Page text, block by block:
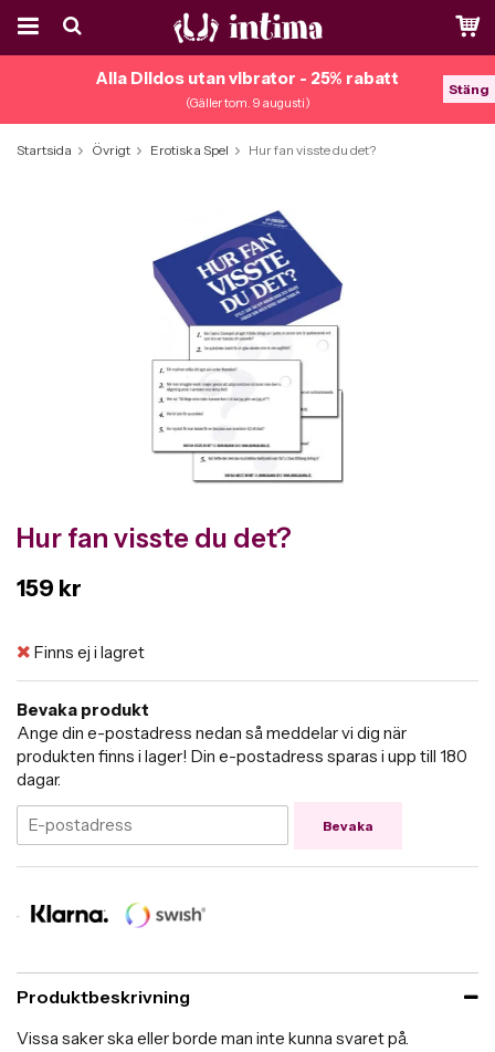
Alla Dildos utan vibrator - 25% rabatt
(Gäller tom. 9 augusti)
Stäng
Startsida Övrigt Erotiska Spel Hur fan visste du det?
Hur fan visste du det?
159 kr
Finns ej i lagret
Bevaka produkt
Ange din e-postadress nedan så meddelar vi dig när
produkten finns i lager! Din e-postadress sparas i upp till 180
dagar.
Bevaka
Produktbeskrivning
Vissa saker ska eller borde man inte kunna svaret på.